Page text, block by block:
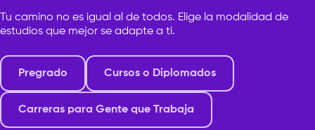
Tu camino no es igual al de todos. Elige la modalidad de
estudios que mejor se adapte a ti.
Pregrado Cursos o Diplomados
Carreras para Gente que Trabaja